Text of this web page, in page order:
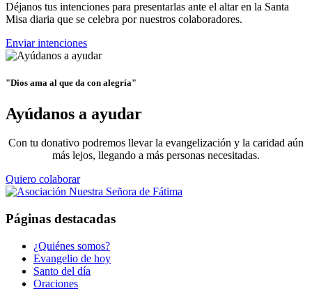
Déjanos tus intenciones para presentarlas ante el altar en la Santa
Misa diaria que se celebra por nuestros colaboradores.
Enviar intenciones
"Dios ama al que da con alegría"
Ayúdanos a ayudar
Con tu donativo podremos llevar la evangelización y la caridad aún
más lejos, llegando a más personas necesitadas.
Quiero colaborar
Páginas destacadas
¿Quiénes somos?
Evangelio de hoy
Santo del día
Oraciones